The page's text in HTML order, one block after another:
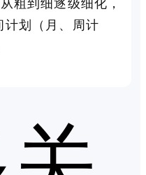
划（月、周计